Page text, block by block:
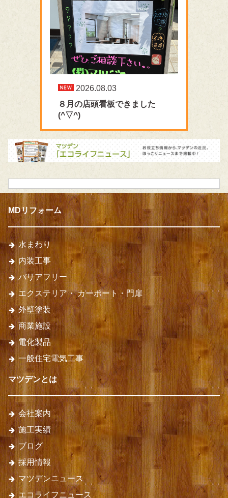
2026.08.03
８月の店頭看板できました
(^▽^)
MDリフォーム
水まわり
内装工事
バリアフリー
エクステリア・カーポート・門扉
外壁塗装
商業施設
電化製品
一般住宅電気工事
マツデンとは
会社案内
施工実績
ブログ
採用情報
マツデンニュース
エコライフニュース